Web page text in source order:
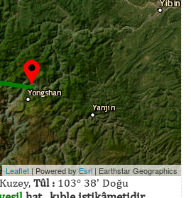
Leaflet | Powered byEsri | Earthstar Geographics
Tûl : 103° 38' Doğu